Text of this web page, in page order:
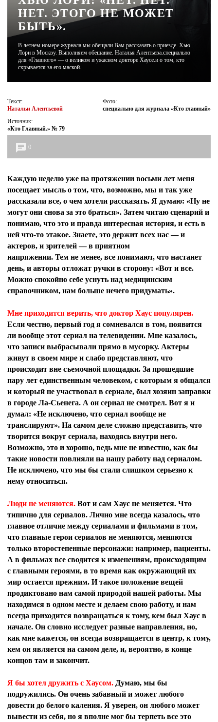
НЕТ. ЭТОГО НЕ МОЖЕТ
БЫТЬ».
В летнем номере журнала мы обещали Вам рассказать о приезде. Хью
Лори в Москву. Выполняем обещание. Наталья Алентьева.специально
для «Главного» — о великом и ужасном докторе Хаусе.и о том, кто
скрывается за его маской.
Текст:
Натальи Алентьевой
Фото:
специально для журнала «Кто главный»
Источник:
«Кто Главный.» № 79
0
Каждую неделю уже на протяжении восьми лет меня
посещает мысль о том, что, возможно, мы и так уже
рассказали все, о чем хотели рассказать. Я думаю: «Ну не
могут они снова за это браться». Затем читаю сценарий и
понимаю, что это и правда интересная история, и есть в
ней что-то этакое. Знаете, это держит всех нас — и
актеров, и зрителей — в приятном
напряжении. Тем не менее, все понимают, что настанет
день, и авторы отложат ручки в сторону: «Вот и все.
Можно спокойно себе уснуть над медицинским
справочником, нам больше нечего придумать».
Мне приходится верить, что доктор Хаус популярен.
Если честно, первый год я сомневался в том, появится
ли вообще этот сериал на телевидении. Мне казалось,
что записи выбрасывали прямо в мусорку. Актеры
живут в своем мире и слабо представляют, что
происходит вне съемочной площадки. За прошедшие
пару лет единственным человеком, с которым я общался
и который не участвовал в сериале, был хозяин заправки
в городе Ла-Сьенега. А он сериал не смотрел. Вот я и
думал: «Не исключено, что сериал вообще не
транслируют». На самом деле сложно представить, что
творится вокруг сериала, находясь внутри него.
Возможно, это и хорошо, ведь мне не известно, как бы
такие новости повлияли на нашу работу над сериалом.
Не исключено, что мы бы стали слишком серьезно к
нему относиться.
Люди не меняются. Вот и сам Хаус не меняется. Что
типично для сериалов. Лично мне всегда казалось, что
главное отличие между сериалами и фильмами в том,
что главные герои сериалов не меняются, меняются
только второстепенные персонажи: например, пациенты.
А в фильмах все сводится к изменениям, происходящим
с главными героями, в то время как окружающий их
мир остается прежним. И такое положение вещей
продиктовано нам самой природой нашей работы. Мы
находимся в одном месте и делаем свою работу, и нам
всегда приходится возвращаться к тому, кем был Хаус в
начале. Он словно исследует разные направления, но,
как мне кажется, он всегда возвращается в центр, к тому,
кем он является на самом деле, и, вероятно, в конце
концов там и закончит.
Я бы хотел дружить с Хаусом. Думаю, мы бы
подружились. Он очень забавный и может любого
довести до белого каления. Я уверен, он любого может
вывести из себя, но я вполне мог бы терпеть все это